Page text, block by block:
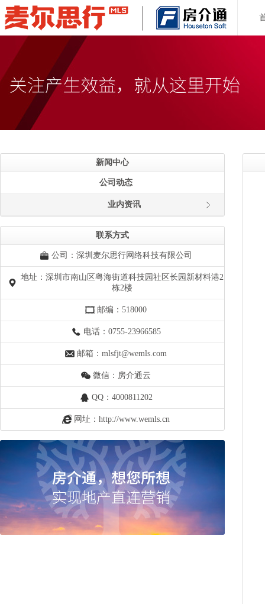
新闻中心
公司动态
业内资讯
联系方式
公司：深圳麦尔思行网络科技有限公司
地址：深圳市南山区粤海街道科技园社区长园新材料港2
栋2楼
邮编：518000
电话：0755-23966585
邮箱：mlsfjt@wemls.com
微信：房介通云
QQ：4000811202
网址：http://www.wemls.cn